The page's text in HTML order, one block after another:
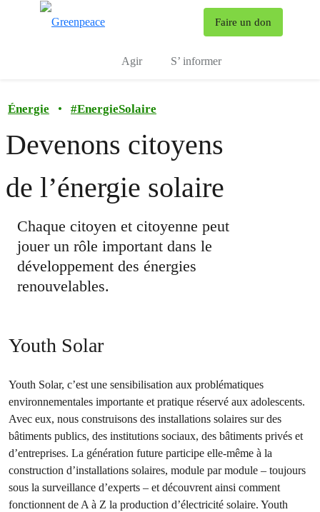
Faire un don
Agir S’ informer
Énergie • #EnergieSolaire
Devenons citoyens
de l’énergie solaire
Chaque citoyen et citoyenne peut
jouer un rôle ​important dans le
développement des énergies
renouvelables.
Youth Solar
Youth Solar, c’est une sensibilisation aux problématiques
environnementales importante et pratique réservé aux adolescents.
Avec eux, nous construisons des installations solaires sur des
bâtiments publics, des institutions sociaux, des bâtiments privés et
d’entreprises. La génération future participe elle-même à la
construction d’installations solaires, module par module – toujours
sous la surveillance d’experts – et découvrent ainsi comment
fonctionnent de A à Z la production d’électricité solaire. Youth